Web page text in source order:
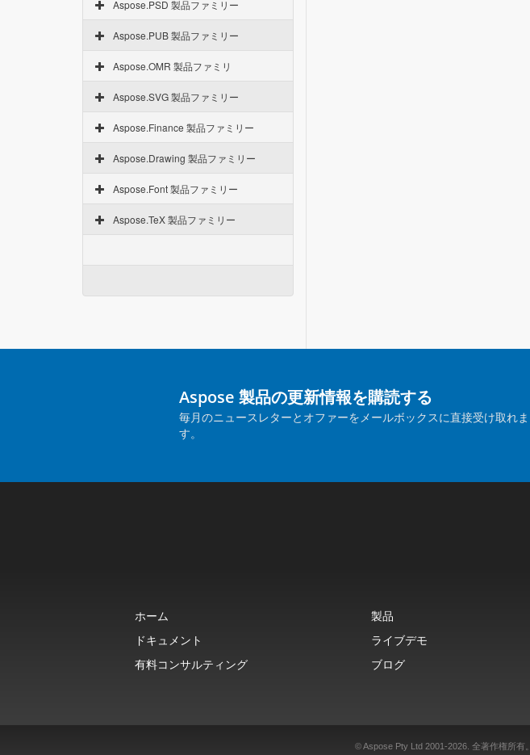
Aspose.PSD 製品ファミリー
Aspose.PUB 製品ファミリー
Aspose.OMR 製品ファミリ
Aspose.SVG 製品ファミリー
Aspose.Finance 製品ファミリー
Aspose.Drawing 製品ファミリー
Aspose.Font 製品ファミリー
Aspose.TeX 製品ファミリー
Aspose 製品の更新情報を購読する
毎月のニュースレターとオファーをメールボックスに直接受け取れま
す。
ホーム 製品
ドキュメント
ライブデモ
有料コンサルティング
ブログ
© Aspose Pty Ltd 2001-2026. 全著作権所有。